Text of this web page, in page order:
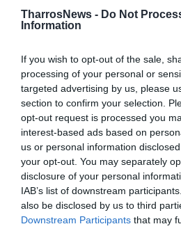
TharrosNews - Do Not
Information
If you wish to opt-out of the sale,
processing of your personal or
targeted advertising by us, please
section to confirm your selection.
opt-out request is processed you
interest-based ads based on
us or personal information
your opt-out. You may separately
disclosure of your personal
IAB’s list of downstream
also be disclosed by us to third
Downstream Participants that may
Νίκος Φλώρος:
καλλιτέχνης των
Αραβικών Εμιράτων
στο Ζάππειο Μέγαρο
30/11/2023 18:22
Με τιμώμενο πρόσωπο τον
Νίκο Φλώρο η Πρεσβεία των
Εμιράτων γιόρτασε την